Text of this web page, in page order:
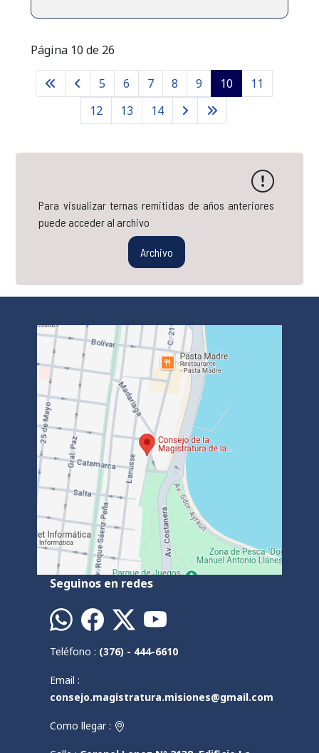
Página 10 de 26
5 6 7 8 9 10
11
12
13 14
Para visualizar ternas remitidas de años anteriores
puede acceder al archivo
Archivo
Seguinos en redes
Teléfono : (376) - 444-6610
Email :
consejo.magistratura.misiones@gmail.com
Como llegar :